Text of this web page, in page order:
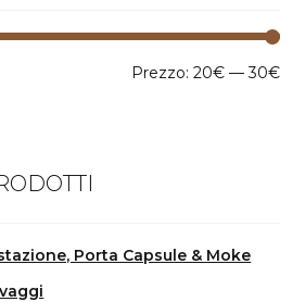
Prezzo:20€ —30€
Porta Capsule & Moke